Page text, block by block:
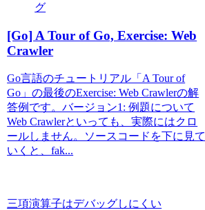
グ
[Go] A Tour of Go, Exercise: Web
Crawler
Go言語のチュートリアル「A Tour of
Go」の最後のExercise: Web Crawlerの解
答例です。バージョン1: 例題について
Web Crawlerといっても、実際にはクロ
ールしません。ソースコードを下に見て
いくと、fak...
三項演算子はデバッグしにくい